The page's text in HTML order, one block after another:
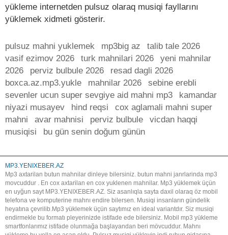
yükleme internetden pulsuz olaraq musiqi fayllarını
yüklemek xidmeti gösterir.
pulsuz mahni yuklemek mp3big az
talib tale 2026
vasif ezimov 2026
turk mahnilari 2026
yeni mahnilar
2026
perviz bulbule 2026
resad dagli 2026
boxca.az.mp3.yukle
mahnilar 2026
sebine erebli
sevenler ucun super sevgiye aid mahni mp3
kamandar
niyazi musayev
hind reqsi
cox aglamali mahni super
mahni
avar mahnisi perviz bulbule
vicdan haqqi
musiqisi
bu gün senin doğum günün
MP3.YENIXEBER.AZ
Mp3 axtarilan butun mahnilar dinleye bilersiniz. butun mahni janrlarinda mp3
movcuddur . En cox axtarilan en cox yuklenen mahnilar. Mp3 yüklemek üçün
en uyğun sayt MP3.YENIXEBER.AZ. Siz asanlıqla sayta daxil olaraq öz mobil
telefona ve komputerine mahnı endire bilersen. Musiqi insanların gündelik
heyatına çevrilib.Mp3 yüklemek üçün saytımız en ideal variantdır. Siz musiqi
endirmekle bu formatı pleyerinizde istifade ede bilersiniz. Mobil mp3 yükleme
smartfonlarımız istifade olunmağa başlayandan beri mövcuddur. Mahnı